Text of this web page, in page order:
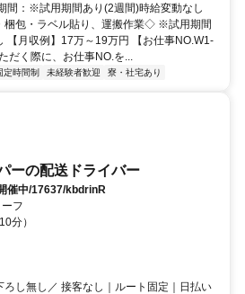
間：※試用期間あり(2週間)時給変動なし
梱包・ラベル貼り、運搬作業◇ ※試用期間
【月収例】17万～19万円 【お仕事NO.W1-
だく際に、お仕事NO.を...
定時間制 未経験者歓迎 寮・社宅あり
ーの配送ドライバー
催中/17637/kbdrinR
フ
分）
し無し／ 接客なし｜ルート固定｜日払い